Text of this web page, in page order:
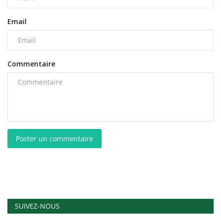
Email
Commentaire
Poster un commentaire
SUIVEZ-NOUS